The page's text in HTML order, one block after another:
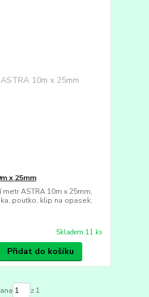
x 25mm
ASTRA 10m x 25mm,
poutko, klip na opasek,
Skladem 11 ks
Přidat do košíku
z 1